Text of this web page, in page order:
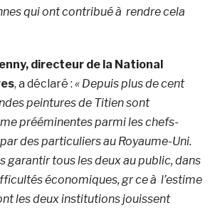
qui ont contribué à rendre cela
directeur de la National
, a déclaré : « Depuis plus de cent
peintures de Titien sont
prééminentes parmi les chefs-
des particuliers au Royaume-Uni.
garantir tous les deux au public, dans
économiques, gr ce à l’estime
les deux institutions jouissent